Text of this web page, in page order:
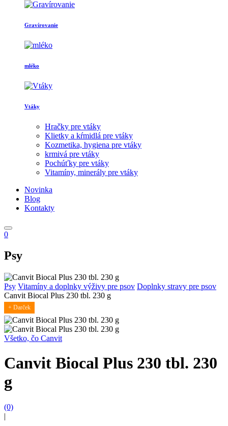
Gravírovanie
mléko
Vtáky
Hračky pre vtáky
Klietky a kŕmidlá pre vtáky
Kozmetika, hygiena pre vtáky
krmivá pre vtáky
Pochúťky pre vtáky
Vitamíny, minerály pre vtáky
Novinka
Blog
Kontakty
0
Psy
Psy Vitamíny a doplnky výživy pre psov Doplnky stravy pre psov
Canvit Biocal Plus 230 tbl. 230 g
+ Darček
Všetko, čo Canvit
Canvit Biocal Plus 230 tbl. 230
g
(0)
|